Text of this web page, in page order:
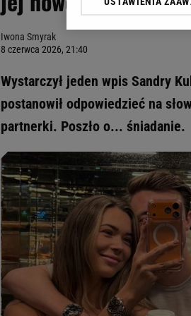
Iwona Smyrak
8 czerwca 2026, 21:40
Wystarczył jeden wpis Sandry
postanowił odpowiedzieć na
partnerki. Poszło o... śniadanie.
Klikając „Akceptuję”
odnośnik „Ustawienia
My, nasi Zaufani
Użycie dokładnych
Przechowywanie